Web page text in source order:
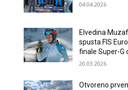
04.04.2026
Elvedina
spusta FIS
finale Super-G
20.03.2026
Otvoreno